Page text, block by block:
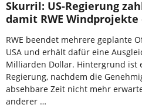
Skurril: US-Regierung
damit RWE
RWE beendet mehrere geplante
USA und erhält dafür eine
Milliarden Dollar. Hintergrund ist
Regierung, nachdem die
absehbare Zeit nicht mehr
anderer …